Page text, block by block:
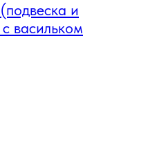
и
васильком